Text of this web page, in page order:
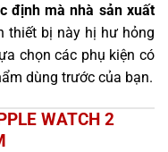
định mà nhà sản xuất
thiết bị này hị hư hỏng
chọn các phụ kiện có
dùng trước của bạn.
WATCH 2